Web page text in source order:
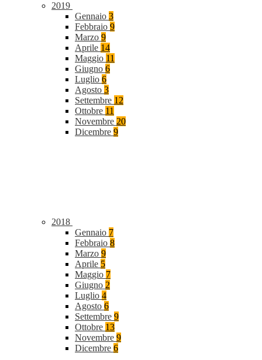
2019
Gennaio 3
Febbraio 9
Marzo 9
Aprile 14
Maggio 11
Giugno 6
Luglio 6
Agosto 3
Settembre 12
Ottobre 11
Novembre 20
Dicembre 9
2018
Gennaio 7
Febbraio 8
Marzo 9
Aprile 5
Maggio 7
Giugno 2
Luglio 4
Agosto 6
Settembre 9
Ottobre 13
Novembre 9
Dicembre 6